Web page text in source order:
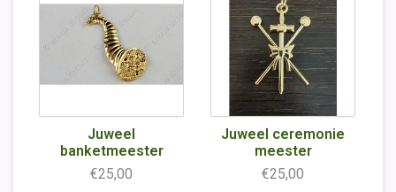
Juweel
banketmeester
€25,00
Juweel ceremonie
meester
€25,00